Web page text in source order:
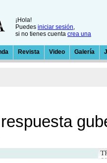
¡Hola!
Puedes iniciar sesión,
si no tienes cuenta crea una
Revista Video Galería